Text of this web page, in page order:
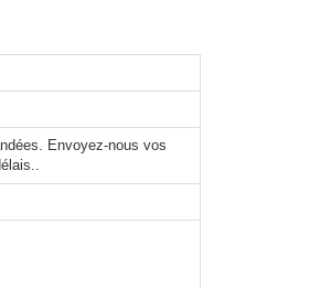
Envoyez-nous vos